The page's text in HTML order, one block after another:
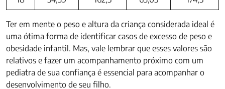
Ter em mente o peso e altura da criança considerada ideal é
uma ótima forma de identificar casos de excesso de peso e
obesidade infantil. Mas, vale lembrar que esses valores são
relativos e fazer um acompanhamento próximo com um
pediatra de sua confiança é essencial para acompanhar o
desenvolvimento de seu filho.